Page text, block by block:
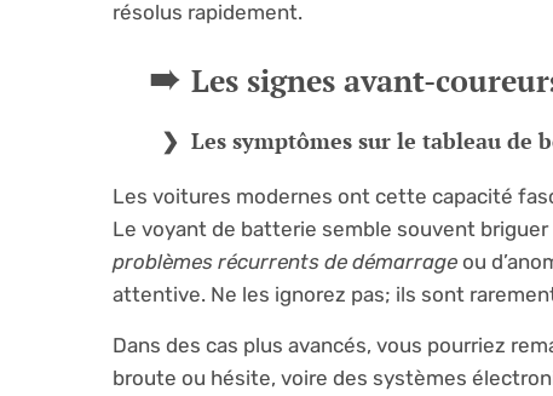
résolus rapidement.
Les signes avant-
Les symptômes sur le tableau
Les voitures modernes ont cette capacité
Le voyant de batterie semble souvent briguer
problèmes récurrents de démarrageou
attentive. Ne les ignorez pas; ils sont
Dans des cas plus avancés, vous pourriez
broute ou hésite, voire des systèmes